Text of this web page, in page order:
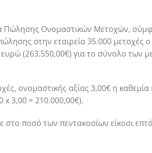
Πώλησης Ονομαστικών Μετοχών,
στην εταιρεία 35.000 μετοχές ο
ευρώ (263.550,00€) για το σύνολο των
ονομαστικής αξίας 3,00€ η καθεμία
x 3,00 = 210.000,00€).
ποσό των πεντακοσίων είκοσι